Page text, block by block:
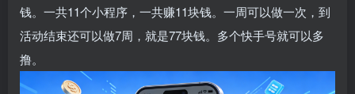
钱。一共11个小程序，一共赚11块钱。一周可以做一次，到
活动结束还可以做7周，就是77块钱。多个快手号就可以多
撸。